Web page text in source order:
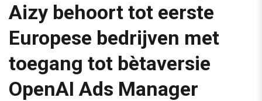
Nederlands techbedrijf Aizy behoort tot eerste Europese
Aizy behoort tot eerste
Europese bedrijven met
toegang tot bètaversie
OpenAI Ads Manager